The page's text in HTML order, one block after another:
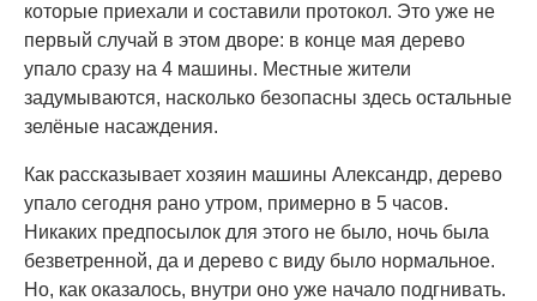
которые приехали и составили протокол. Это уже не
первый случай в этом дворе: в конце мая дерево
упало сразу на 4 машины. Местные жители
задумываются, насколько безопасны здесь остальные
зелёные насаждения.
Как рассказывает хозяин машины Александр, дерево
упало сегодня рано утром, примерно в 5 часов.
Никаких предпосылок для этого не было, ночь была
безветренной, да и дерево с виду было нормальное.
Но, как оказалось, внутри оно уже начало подгнивать.